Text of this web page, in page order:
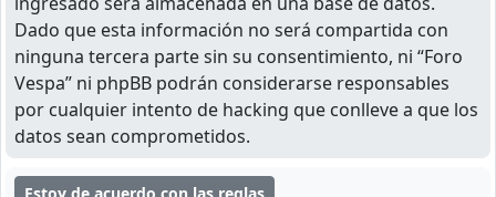
Dado que esta información no será compartida con
ninguna tercera parte sin su consentimiento, ni “Foro
Vespa” ni phpBB podrán considerarse responsables
por cualquier intento de hacking que conlleve a que los
datos sean comprometidos.